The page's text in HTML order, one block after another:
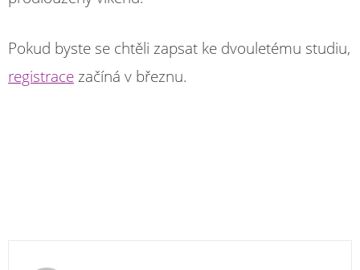
Pokud byste se chtěli zapsat ke dvouletému studiu,
registracezačíná v březnu.